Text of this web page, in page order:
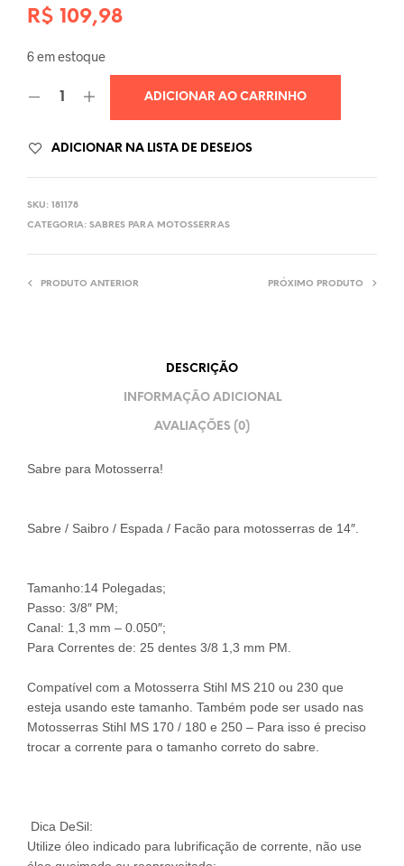
R$ 109,98
6 em estoque
ADICIONAR AO CARRINHO
ADICIONAR NA LISTA DE DESEJOS
SKU: 181178
CATEGORIA: SABRES PARA MOTOSSERRAS
PRODUTO ANTERIOR PRÓXIMO PRODUTO
DESCRIÇÃO
INFORMAÇÃO ADICIONAL
AVALIAÇÕES (0)
Sabre para Motosserra!
Sabre / Saibro / Espada / Facão para motosserras de 14″.
Tamanho:14 Polegadas;
Passo: 3/8″ PM;
Canal: 1,3 mm – 0.050″;
Para Correntes de: 25 dentes 3/8 1,3 mm PM.
Compatível com a Motosserra Stihl MS 210 ou 230 que
esteja usando este tamanho. Também pode ser usado nas
Motosserras Stihl MS 170 / 180 e 250 – Para isso é preciso
trocar a corrente para o tamanho correto do sabre.
Dica DeSil:
Utilize óleo indicado para lubrificação de corrente, não use